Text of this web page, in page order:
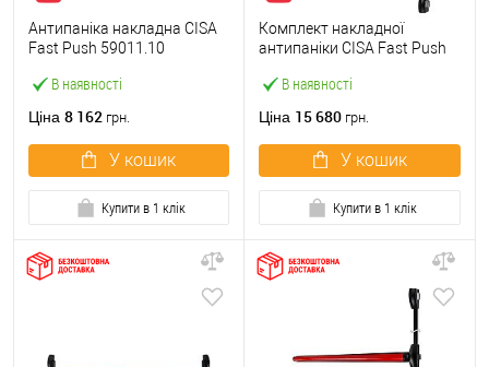
В наявності
Антипаніка накладна CISA
Fast Push 59011.10
штангою 900 мм червона
Ціна 8 162 грн.
У кошик
Купити в 1 клік
В наявності
Комплект накладної
антипаніки CISA Fast Push
точковий вбік червона
Ціна 15 680 грн.
У кошик
Купити в 1 клік